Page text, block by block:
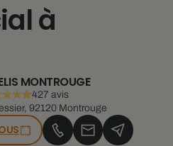
à
MONTROUGE
427 avis
92120 Montrouge